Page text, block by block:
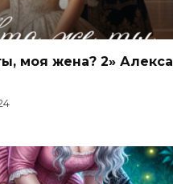
моя жена? 2» Алекса